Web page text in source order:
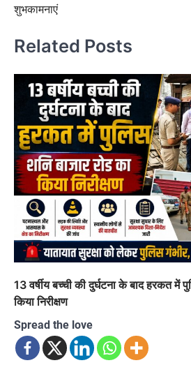
शुभकामनाएं
Related Posts
13 वर्षीय बच्ची की दुर्घटना के बाद हरकत में
किया निरीक्षण
Spread the love